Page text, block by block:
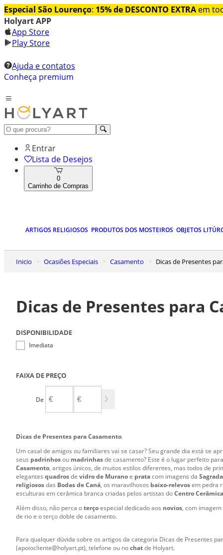
Especial São Lourenço: 15% de DESCONTO EXTRA em
Holyart APP
App Store
Play Store
Ajuda e contatos
Conheça premium
Entrar
Lista de Desejos
0
Carrinho de Compras
ARTIGOS RELIGIOSOS PRODUTOS DOS MOSTEIROS OBJETOS
Inicio Ocasiões Especiais Casamento Dicas de Presentes
Dicas de Presentes para
DISPONIBILIDADE
Imediata
FAIXA DE PREÇO
De
Dicas de Presentes para Casamento.
Um casal de amigos ou familiares vai se casar? Seu grande dia está se
seus padrinhosou madrinhasde casamento? Este é o lugar perfeito
Casamento, artigos únicos, de muitos estilos diferentes, mas todos de
elegantes quadrosde vidro de Muranoe pratacom imagens da
religiososdas Bodas de Caná, os maravilhosos baixo-relevosem pedra
esculturas em cerâmica branca criadas pelos artistas doCentro
Além disso, não perca oterçoespecial dedicado aos novios, com
de rio e o terço doble de casamento.
Para qualquer dúvida sobre os artigos da categoria Dicas de Presentes
(apoiocliente@holyart.pt), telefone ou nochatde Holyart.